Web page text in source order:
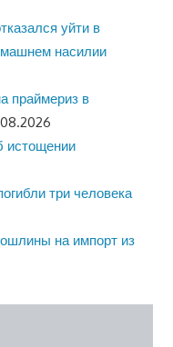
уйти в
насилии
праймериз в
истощении
три человека
на импорт из